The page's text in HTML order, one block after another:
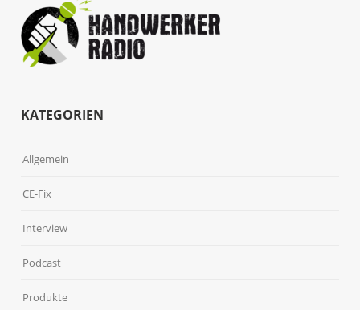
KATEGORIEN
Allgemein
CE-Fix
Interview
Podcast
Produkte